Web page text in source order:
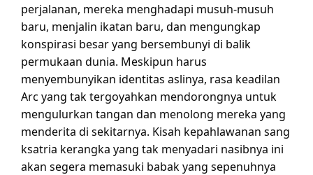
perjalanan, mereka menghadapi musuh-musuh
baru, menjalin ikatan baru, dan mengungkap
konspirasi besar yang bersembunyi di balik
permukaan dunia. Meskipun harus
menyembunyikan identitas aslinya, rasa keadilan
Arc yang tak tergoyahkan mendorongnya untuk
mengulurkan tangan dan menolong mereka yang
menderita di sekitarnya. Kisah kepahlawanan sang
ksatria kerangka yang tak menyadari nasibnya ini
akan segera memasuki babak yang sepenuhnya